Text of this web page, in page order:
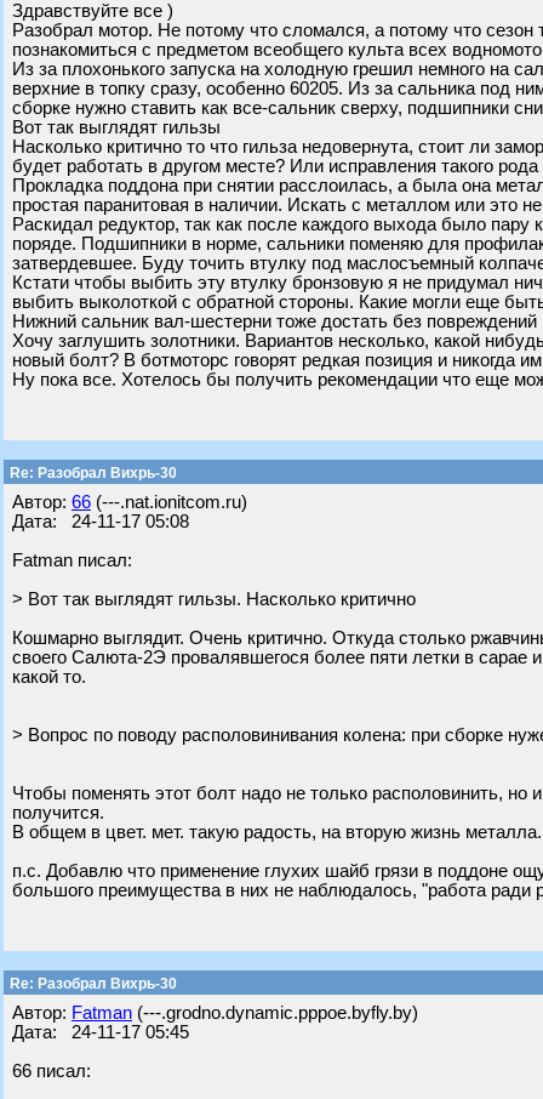
Здравствуйте все )
Разобрал мотор. Не потому что сломался, а потому что
познакомиться с предметом всеобщего культа всех
Из за плохонького запуска на холодную грешил немного на
верхние в топку сразу, особенно 60205. Из за сальника под
сборке нужно ставить как все-сальник сверху, подшипники
Вот так выглядят гильзы
Насколько критично то что гильза недовернута, стоит ли
будет работать в другом месте? Или исправления такого
Прокладка поддона при снятии расслоилась, а была она
простая паранитовая в наличии. Искать с металлом или это
Раскидал редуктор, так как после каждого выхода было
поряде. Подшипники в норме, сальники поменяю для
затвердевшее. Буду точить втулку под маслосъемный
Кстати чтобы выбить эту втулку бронзовую я не придумал
выбить выколоткой с обратной стороны. Какие могли еще
Нижний сальник вал-шестерни тоже достать без
Хочу заглушить золотники. Вариантов несколько, какой
новый болт? В ботмоторс говорят редкая позиция и никогда
Ну пока все. Хотелось бы получить рекомендации что еще
Re: Разобрал Вихрь-30
Автор: 66 (---.nat.ionitcom.ru)
Дата: 24-11-17 05:08
Fatman писал:
> Вот так выглядят гильзы. Насколько критично
Кошмарно выглядит. Очень критично. Откуда столько
своего Салюта-2Э провалявшегося более пяти летки в
какой то.
> Вопрос по поводу располовинивания колена: при сборке
Чтобы поменять этот болт надо не только располовинить, но
получится.
В общем в цвет. мет. такую радость, на вторую жизнь
п.с. Добавлю что применение глухих шайб грязи в поддоне
большого преимущества в них не наблюдалось, "работа ради
Re: Разобрал Вихрь-30
Автор: Fatman (---.grodno.dynamic.pppoe.byfly.by)
Дата: 24-11-17 05:45
66 писал: